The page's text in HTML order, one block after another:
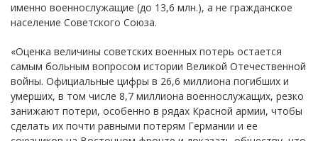
именно военнослужащие (до 13,6 млн.), а не гражданское
население Советского Союза.
«Оценка величины советских военных потерь остается
самым больным вопросом истории Великой Отечественной
войны. Официальные цифры в 26,6 миллиона погибших и
умерших, в том числе 8,7 миллиона военнослужащих, резко
занижают потери, особенно в рядах Красной армии, чтобы
сделать их почти равными потерям Германии и ее